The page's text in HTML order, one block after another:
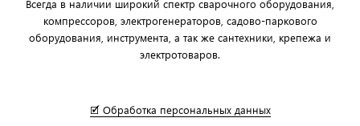
Всегда в наличии широкий спектр сварочного оборудования,
компрессоров, электрогенераторов, садово-паркового
оборудования, инструмента, а так же сантехники, крепежа и
электротоваров.
🗹 Обработка персональных данных